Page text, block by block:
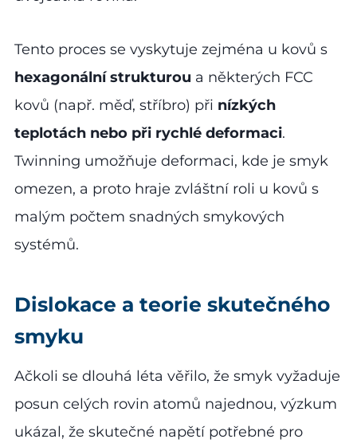
Tento proces se vyskytuje zejména u kovů s
hexagonální strukturou a některých FCC
kovů (např. měď, stříbro) při nízkých
teplotách nebo při rychlé deformaci.
Twinning umožňuje deformaci, kde je smyk
omezen, a proto hraje zvláštní roli u kovů s
malým počtem snadných smykových
systémů.
Dislokace a teorie skutečného
smyku
Ačkoli se dlouhá léta věřilo, že smyk vyžaduje
posun celých rovin atomů najednou, výzkum
ukázal, že skutečné napětí potřebné pro